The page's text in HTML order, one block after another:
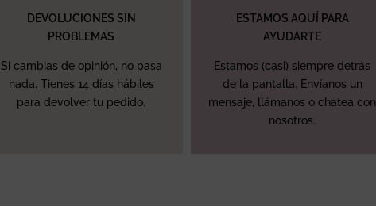
DEVOLUCIONES SIN
PROBLEMAS
Si cambias de opinión, no pasa
nada. Tienes 14 días hábiles
para devolver tu pedido.
ESTAMOS AQUÍ PARA
AYUDARTE
Estamos (casi) siempre detrás
de la pantalla. Envíanos un
mensaje, llámanos o chatea con
nosotros.